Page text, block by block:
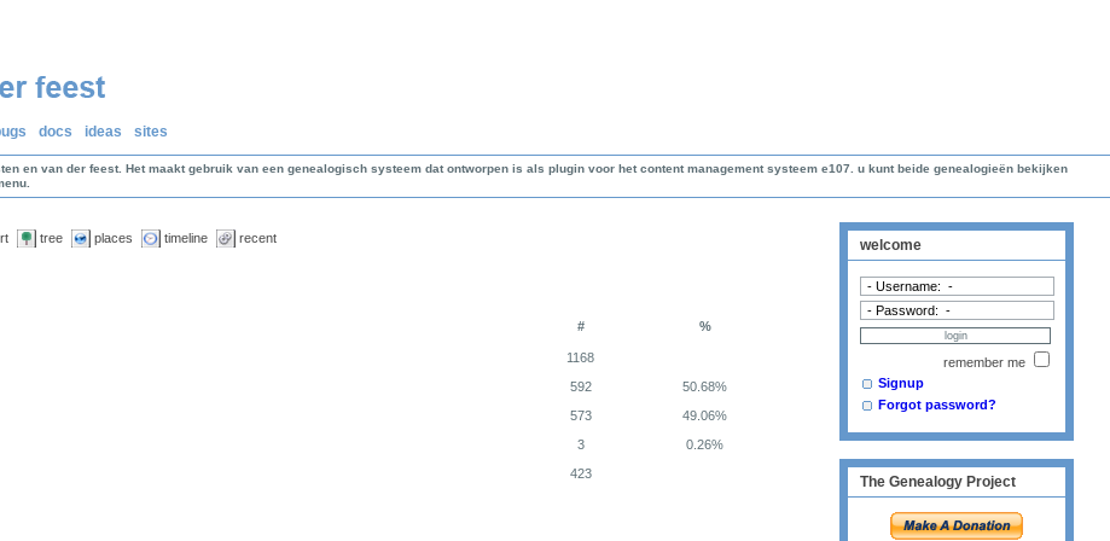
docs ideas sites
en van der feest. Het maakt gebruik van een genealogisch systeem dat ontworpen is als plugin voor het content management systeem e107. u kunt beide genealogieën bekijken
tree places timeline recent
# %
1168
592
50.68%
573
49.06%
3
0.26%
423
welcome
remember me
Signup
Forgot password?
The Genealogy Project